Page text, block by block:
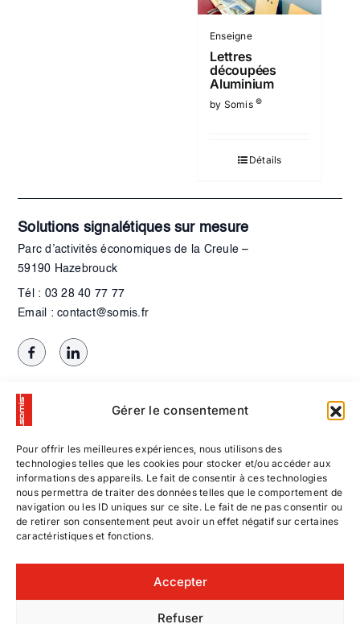
Gérer le consentement
Pour offrir les meilleures expériences, nous utilisons des
technologies telles que les cookies pour stocker et/ou accéder aux
informations des appareils. Le fait de consentir à ces technologies
nous permettra de traiter des données telles que le comportement de
navigation ou les ID uniques sur ce site. Le fait de ne pas consentir ou
de retirer son consentement peut avoir un effet négatif sur certaines
caractéristiques et fonctions.
Accepter
Refuser
Enseigne
Lettres
découpées
Aluminium
by Somis©
Détails
Solutions signalétiques sur mesure
Parc d’activités économiques de la Creule –
59190 Hazebrouck
Tél : 03 28 40 77 77
Email : contact@somis.fr
Contactez-nous